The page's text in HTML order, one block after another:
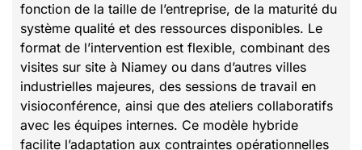
fonction de la taille de l’entreprise, de la maturité du
système qualité et des ressources disponibles. Le
format de l’intervention est flexible, combinant des
visites sur site à Niamey ou dans d’autres villes
industrielles majeures, des sessions de travail en
visioconférence, ainsi que des ateliers collaboratifs
avec les équipes internes. Ce modèle hybride
facilite l’adaptation aux contraintes opérationnelles